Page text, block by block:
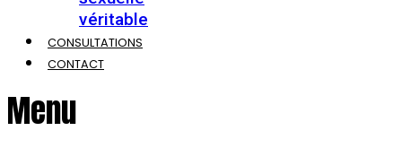
véritable
CONSULTATIONS
CONTACT
Menu